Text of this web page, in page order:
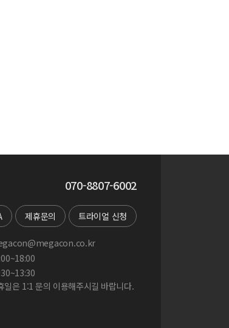
070-8807-6002
제휴문의 트라이얼 신청
일은 1:1 문의 이용해주시길 바랍니다.